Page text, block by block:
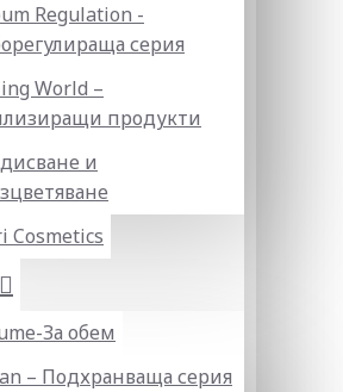
Regulation -
серия
World –
продукти
и
Cosmetics
За обем
– Подхранваща серия